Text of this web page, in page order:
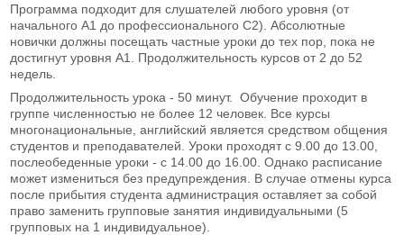
Программа подходит для слушателей любого уровня (от
начального A1 до профессионального C2). Абсолютные
новички должны посещать частные уроки до тех пор, пока не
достигнут уровня A1. Продолжительность курсов от 2 до 52
недель.
Продолжительность урока - 50 минут. Обучение проходит в
группе численностью не более 12 человек. Все курсы
многонациональные, английский является средством общения
студентов и преподавателей. Уроки проходят с 9.00 до 13.00,
послеобеденные уроки - с 14.00 до 16.00. Однако расписание
может измениться без предупреждения. В случае отмены курса
после прибытия студента администрация оставляет за собой
право заменить групповые занятия индивидуальными (5
групповых на 1 индивидуальное).